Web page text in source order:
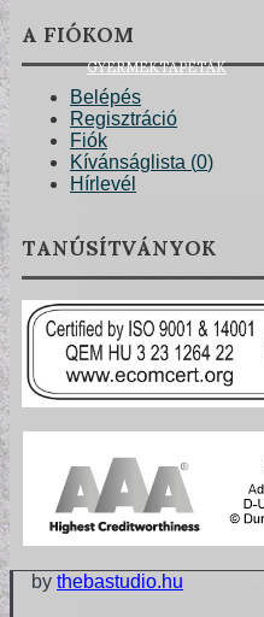
GYERMEKTAPÉTÁK
KONYHA DESIGN TIPP
A FIÓKOM
Belépés
Regisztráció
Fiók
Kívánságlista (0)
Hírlevél
TANÚSÍTVÁNYOK
by thebastudio.hu